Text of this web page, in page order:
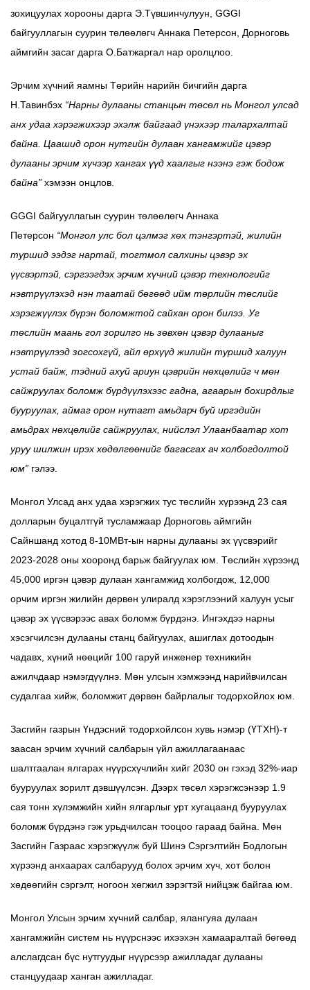
зохицуулах хорооны дарга Э.Түвшинчулуун, GGGI
байгууллагын суурин төлөөлөгч Аннака Петерсон, Дорноговь
аймгийн засаг дарга О.Батжаргал нар оролцлоо.
Эрчим хүчний яамны Төрийн нарийн бичгийн дарга
Н.Тавинбэх “Нарны дулааны станцын төсөл нь Монгол улсад
анх удаа хэрэгжихээр эхэлж байгаад үнэхээр талархалтай
байна. Цаашид орон нутгийн дулаан хангамжийг цэвэр
дулааны эрчим хүчээр хангах үүд хаалгыг нээнэ гэж бодож
байна” хэмээн онцлов.
GGGI байгууллагын суурин төлөөлөгч Аннака
Петерсон “Монгол улс бол цэлмэг хөх тэнгэртэй, жилийн
туршид ээдэг нартай, тогтмол салхины цэвэр эх
үүсвэртэй, сэргээгдэх эрчим хүчний цэвэр технологийг
нэвтрүүлэхэд нэн таатай бөгөөд ийм төрлийн төслийг
хэрэгжүүлэх бүрэн боломжтой сайхан орон билээ. Уг
төслийн маань гол зорилго нь зөвхөн цэвэр дулааныг
нэвтрүүлээд зогсохгүй, айл өрхүүд жилийн туршид халуун
устай байж, тэдний ахуй ариун цэврийн нөхцөлийг ч мөн
сайжруулах боломж бүрдүүлэхээс гадна, агаарын бохирдлыг
бууруулах, аймаг орон нутагт амьдарч буй иргэдийн
амьдрах нөхцөлийг сайжруулах, нийслэл Улаанбаатар хот
уруу шилжин ирэх хөдөлгөөнийг багасгах ач холбогдолтой
юм” гэлээ.
Монгол Улсад анх удаа хэрэгжих тус төслийн хүрээнд 23 сая
долларын буцалтгүй тусламжаар Дорноговь аймгийн
Сайншанд хотод 8-10МВт-ын нарны дулааны эх үүсвэрийг
2023-2028 оны хооронд барьж байгуулах юм. Төслийн хүрээнд
45,000 иргэн цэвэр дулаан хангамжид холбогдож, 12,000
орчим иргэн жилийн дөрвөн улиралд хэрэглээний халуун усыг
цэвэр эх үүсвэрээс авах боломж бүрдэнэ. Ингэхдээ нарны
хэсэгчилсэн дулааны станц байгуулах, ашиглах дотоодын
чадавх, хүний нөөцийг 100 гаруй инженер техникийн
ажилчдаар нэмэгдүүлнэ. Мөн улсын хэмжээнд нарийвчилсан
судалгаа хийж, боломжит дөрвөн байрлалыг тодорхойлох юм.
Засгийн газрын Үндэсний тодорхойлсон хувь нэмэр (ҮТХН)-т
заасан эрчим хүчний салбарын үйл ажиллагаанаас
шалтгаалан ялгарах нүүрсхүчлийн хийг 2030 он гэхэд 32%-иар
бууруулах зорилт дэвшүүлсэн. Дээрх төсөл хэрэгжсэнээр 1.9
сая тонн хүлэмжийн хийн ялгарлыг урт хугацаанд бууруулах
боломж бүрдэнэ гэж урьдчилсан тооцоо гараад байна. Мөн
Засгийн Газраас хэрэгжүүлж буй Шинэ Сэргэлтийн Бодлогын
хүрээнд анхаарах салбарууд болох эрчим хүч, хот болон
хөдөөгийн сэргэлт, ногоон хөгжил зэрэгтэй нийцэж байгаа юм.
Монгол Улсын эрчим хүчний салбар, ялангуяа дулаан
хангамжийн систем нь нүүрснээс ихээхэн хамааралтай бөгөөд
алслагдсан бүс нутгуудыг нүүрсээр ажилладаг дулааны
станцуудаар ханган ажилладаг.